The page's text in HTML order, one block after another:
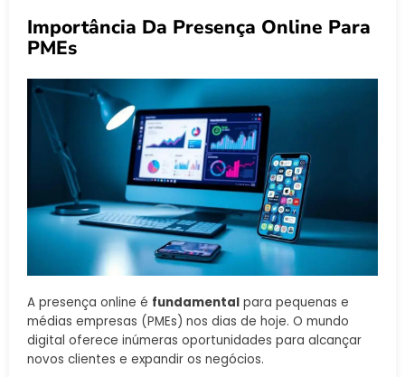
Importância Da Presença Online Para
PMEs
A presença online é fundamental para pequenas e
médias empresas (PMEs) nos dias de hoje. O mundo
digital oferece inúmeras oportunidades para alcançar
novos clientes e expandir os negócios.